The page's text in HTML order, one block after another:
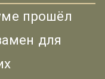
прошёл
для